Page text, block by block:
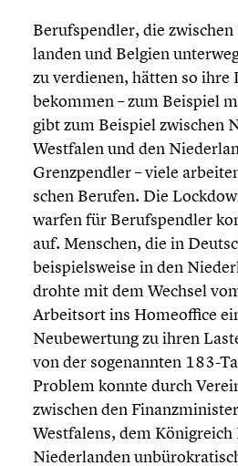
Berufs­pend­ler, die
lan­den und Belgien
zu verdienen, hätten so ihre
bekommen – zum Beispiel
gibt zum Beispiel zwischen
Westfalen und den
Grenz­pend­ler – viele
schen Berufen. Die
warfen für Berufs­pend­ler
auf. Menschen, die in
beispiels­weise in den
drohte mit dem Wechsel
Arbeits­ort ins Homeof­fice
Neube­wer­tung zu ihren
von der sogenann­ten 183-
Problem konnte durch
zwischen den
Westfalens, dem König­reich
Nieder­lan­den